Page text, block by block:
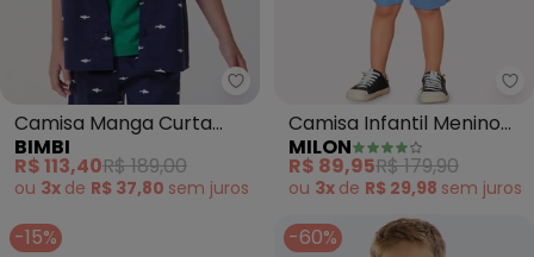
Bimbi - Camisa Manga Curta
Camisa Manga Curta
Marinho com Tubarões
(Marinho)
BIMBI
R$ 113,40R$ 189,00
ou 3x de R$ 37,80 sem juros
Camisa Infantil Menino
Folhagem Milon (Azul)
MILON
R$ 89,95R$ 179,90
ou 3x de R$ 29,98 sem juros
-15% -60%